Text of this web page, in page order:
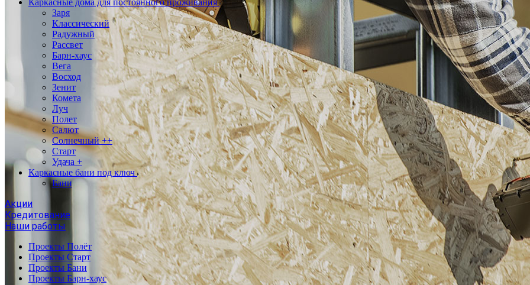
Каркасные дома для постоянного проживания
Заря
Классический
Радужный
Рассвет
Барн-хаус
Вега
Восход
Зенит
Комета
Луч
Полет
Салют
Солнечный ++
Старт
Удача +
Каркасные бани под ключ
Бани
Акции
Кредитование
Наши работы
Проекты Полёт
Проекты Старт
Проекты Бани
Проекты Барн-хаус